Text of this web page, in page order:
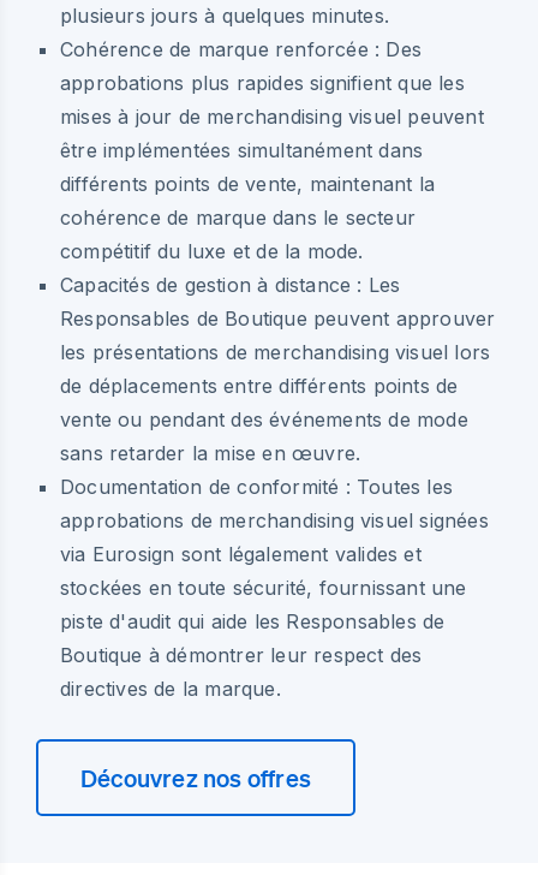
plusieurs jours à quelques minutes.
Cohérence de marque renforcée : Des
approbations plus rapides signifient que les
mises à jour de merchandising visuel peuvent
être implémentées simultanément dans
différents points de vente, maintenant la
cohérence de marque dans le secteur
compétitif du luxe et de la mode.
Capacités de gestion à distance : Les
Responsables de Boutique peuvent approuver
les présentations de merchandising visuel lors
de déplacements entre différents points de
vente ou pendant des événements de mode
sans retarder la mise en œuvre.
Documentation de conformité : Toutes les
approbations de merchandising visuel signées
via Eurosign sont légalement valides et
stockées en toute sécurité, fournissant une
piste d'audit qui aide les Responsables de
Boutique à démontrer leur respect des
directives de la marque.
Découvrez nos offres